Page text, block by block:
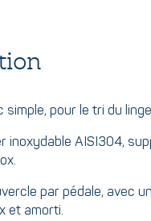
pour le tri du
inoxydable AISI304,
par pédale, avec
et amorti.